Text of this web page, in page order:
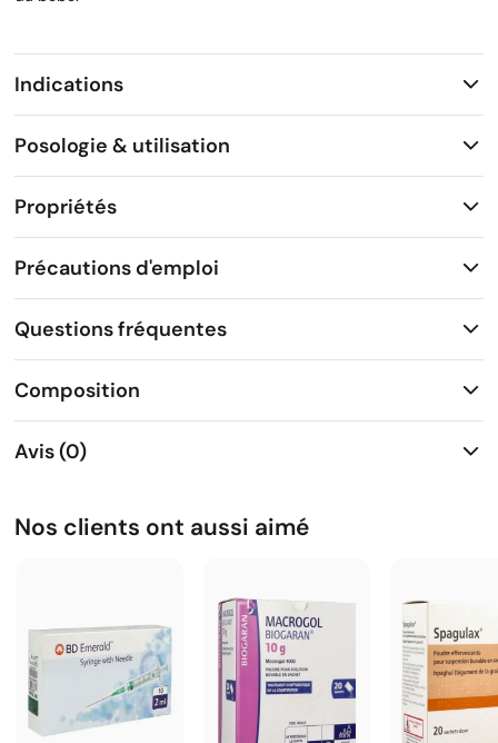
Indications
Posologie & utilisation
Propriétés
Précautions d'emploi
Questions fréquentes
Composition
Avis (0)
Nos clients ont aussi aimé